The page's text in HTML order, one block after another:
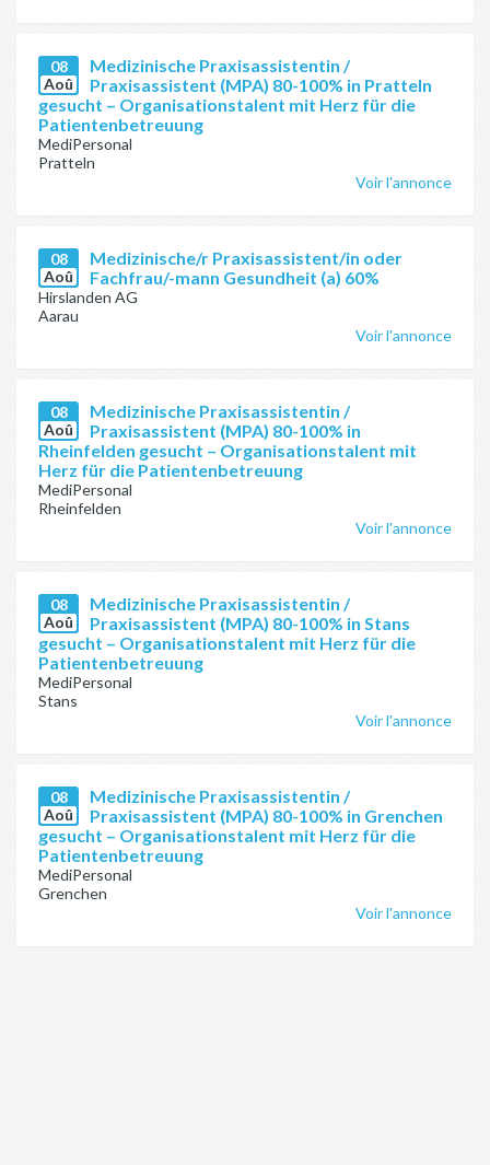
08
Aoû
Medizinische Praxisassistentin /
Praxisassistent (MPA) 80-100% in Pratteln
gesucht – Organisationstalent mit Herz für die
Patientenbetreuung
MediPersonal
Pratteln
Voir l'annonce
08
Aoû
Medizinische/r Praxisassistent/in oder
Fachfrau/-mann Gesundheit (a) 60%
Hirslanden AG
Aarau
Voir l'annonce
08
Aoû
Medizinische Praxisassistentin /
Praxisassistent (MPA) 80-100% in
Rheinfelden gesucht – Organisationstalent mit
Herz für die Patientenbetreuung
MediPersonal
Rheinfelden
Voir l'annonce
08
Aoû
Medizinische Praxisassistentin /
Praxisassistent (MPA) 80-100% in Stans
gesucht – Organisationstalent mit Herz für die
Patientenbetreuung
MediPersonal
Stans
Voir l'annonce
08
Aoû
Medizinische Praxisassistentin /
Praxisassistent (MPA) 80-100% in Grenchen
gesucht – Organisationstalent mit Herz für die
Patientenbetreuung
MediPersonal
Grenchen
Voir l'annonce